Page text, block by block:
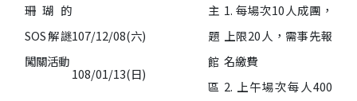
珊瑚的
SOS解謎
闖關活動
107/12/08(六)
108/01/13(日)
主
題
館
區
1. 每場次10人成團，
上限20人，需事先報
名繳費
2. 上午場次每人400